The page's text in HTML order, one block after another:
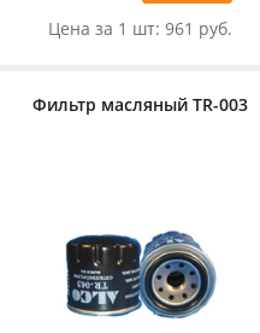
Цена за 1 шт:961 руб.
Фильтр масляный TR-003